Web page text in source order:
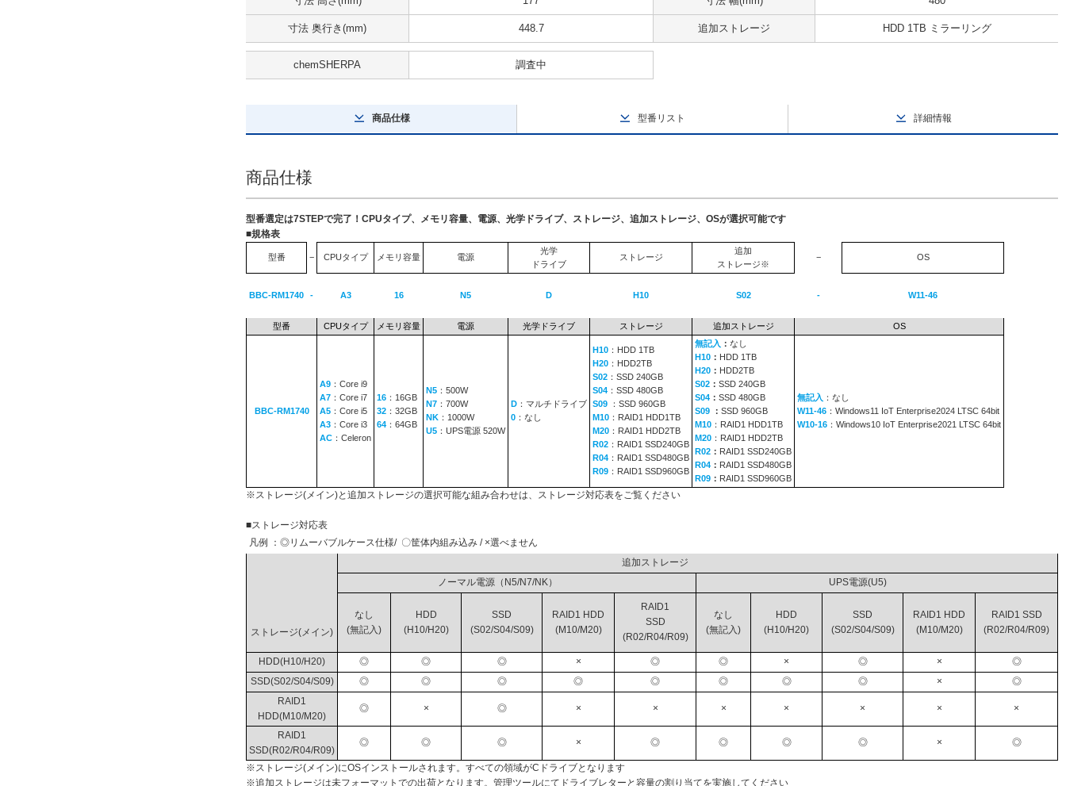
寸法 奥行き(mm) 448.7 追加ストレージ HDD 1TB ミラーリング
chemSHERPA 調査中
商品仕様 型番リスト 詳細情報
商品仕様
型番選定は7STEPで完了！CPUタイプ、メモリ容量、電源、光学ドライブ、ストレージ、追加ストレージ、OSが選択可能です
■規格表
型番 − CPUタイプ メモリ容量 電源
光学
ドライブ
ストレージ
追加
ストレージ※
− OS
BBC-RM1740 - A3 16 N5 D H10 S02 - W11-46
型番 CPUタイプ メモリ容量 電源 光学ドライブ ストレージ 追加ストレージ OS
BBC-RM1740
A9 ：Core i9
A7 ：Core i7
A5 ：Core i5
A3 ：Core i3
AC ：Celeron
16 ：16GB
32 ：32GB
64 ：64GB
N5 ：500W
N7 ：700W
NK ：1000W
U5 ：UPS電源 520W
D ：マルチドライブ
0 ：なし
H10 ：HDD 1TB
H20 ：HDD2TB
S02 ：SSD 240GB
S04 ：SSD 480GB
S09
：SSD 960GB
M10 ：RAID1 HDD1TB
M20 ：RAID1 HDD2TB
R02 ：RAID1 SSD240GB
R04 ：RAID1 SSD480GB
R09 ：RAID1 SSD960GB
無記入 ： なし
H10 ： HDD 1TB
H20 ： HDD2TB
S02 ： SSD 240GB
S04 ： SSD 480GB
S09
： SSD 960GB
M10 ：RAID1 HDD1TB
M20 ：RAID1 HDD2TB
R02 ： RAID1 SSD240GB
R04 ： RAID1 SSD480GB
R09 ： RAID1 SSD960GB
無記入 ：なし
W11-46 ：Windows11 IoT Enterprise2024 LTSC 64bit
W10-16 ：Windows10 IoT Enterprise2021 LTSC 64bit
※ストレージ(メイン)と追加ストレージの選択可能な組み合わせは、ストレージ対応表をご覧ください
■ストレージ対応表
凡例 ：◎リムーバブルケース仕様/ 〇筐体内組み込み / ×選べません
ストレージ(メイン)
追加ストレージ
ノーマル電源（N5/N7/NK）
UPS電源(U5)
なし
(無記入)
HDD
(H10/H20)
SSD
(S02/S04/S09)
RAID1 HDD
(M10/M20)
RAID1
SSD
(R02/R04/R09)
なし
(無記入)
HDD
(H10/H20)
SSD
(S02/S04/S09)
RAID1 HDD
(M10/M20)
RAID1 SSD
(R02/R04/R09)
HDD(H10/H20) ◎ ◎ ◎ × ◎ ◎ × ◎ ×
◎
SSD(S02/S04/S09)
◎ ◎ ◎ ◎ ◎ ◎ ◎ ◎ ×
◎
RAID1
HDD(M10/M20)
◎ × ◎ × × × × × × ×
RAID1
SSD(R02/R04/R09)
◎ ◎ ◎ × ◎ ◎ ◎ ◎ × ◎
※ストレージ(メイン)にOSインストールされます。すべての領域がCドライブとなります
※追加ストレージは未フォーマットでの出荷となります。管理ツールにてドライブレターと容量の割り当てを実施してください